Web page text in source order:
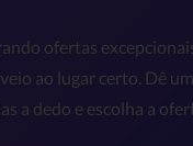
ofertas
ao lugar certo. Dê
a dedo e escolha a